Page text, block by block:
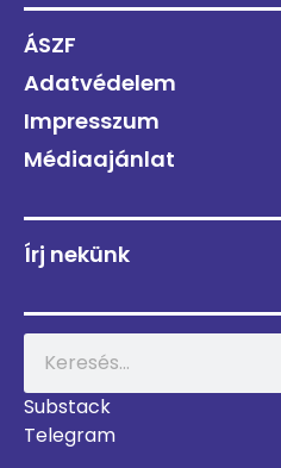
ÁSZF
Adatvédelem
Impresszum
Médiaajánlat
Írj nekünk
Substack
Telegram